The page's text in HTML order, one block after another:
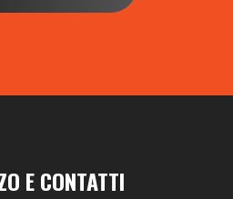
E CONTATTI